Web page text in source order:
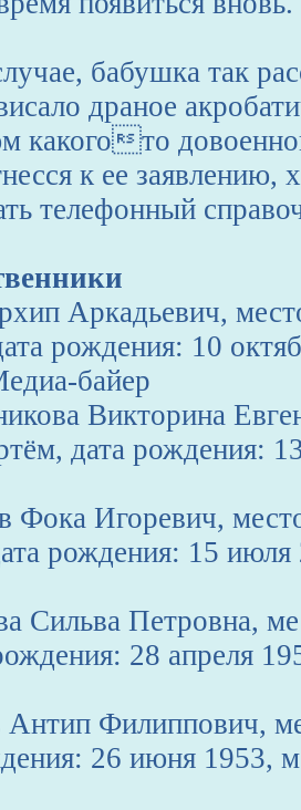
бабушка так
драное
какогото
к ее заявлению,
телефонный
Аркадьевич,
рождения: 10
байер
Викторина
дата рождения:
Игоревич,
рождения: 15
Сильва Петровна,
28 апреля
Филиппович,
26 июня 1953,